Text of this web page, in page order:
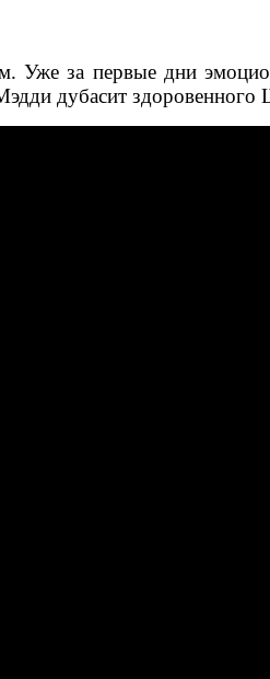
Уже за первые дни
дубасит